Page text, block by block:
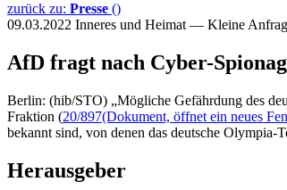
zurück zu: Presse ()
09.03.2022 Inneres und Heimat — Kleine
AfD fragt nach Cyber-
Berlin: (hib/STO) „Mögliche Gefährdung des
Fraktion (20/897(Dokument, öffnet ein neues
bekannt sind, von denen das deutsche
Herausgeber